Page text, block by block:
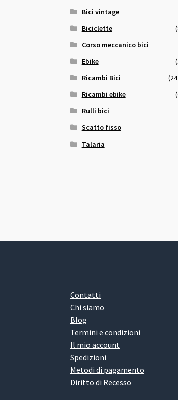
Bici vintage
Biciclette
Corso meccanico bici
Ebike
Ricambi Bici
Ricambi ebike
Rulli bici
Scatto fisso
Talaria
Contatti
Chi siamo
Blog
Termini e condizioni
Il mio account
Spedizioni
Metodi di pagamento
Diritto di Recesso